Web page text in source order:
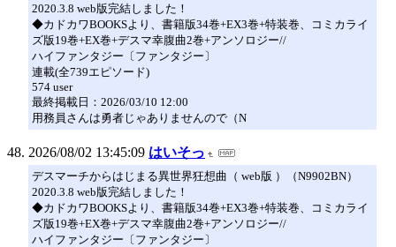
2020.3.8 web版完結しました！
◆カドカワBOOKSより、書籍版34巻+EX3巻+特装巻、コミカライ
ズ版19巻+EX巻+デスマ幸腹曲2巻+アンソロジー//
ハイファンタジー〔ファンタジー〕
連載(全739エピソード)
574 user
最終掲載日：2026/03/10 12:00
用務員さんは勇者じゃありませんので（N
2026/08/02 13:45:09 はいそっ
デスマーチからはじまる異世界狂想曲（ web版 ）（N9902BN）
2020.3.8 web版完結しました！
◆カドカワBOOKSより、書籍版34巻+EX3巻+特装巻、コミカライ
ズ版19巻+EX巻+デスマ幸腹曲2巻+アンソロジー//
ハイファンタジー〔ファンタジー〕